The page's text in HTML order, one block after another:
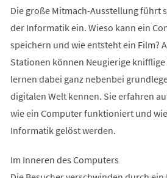
Die große Mitmach-Ausstellung führt
der Informatik ein. Wieso kann ein
speichern und wie entsteht ein Film?
Stationen können Neugierige
lernen dabei ganz nebenbei
digitalen Welt kennen. Sie erfahren
wie ein Computer funktioniert und
Informatik gelöst werden.
Im Inneren des Computers